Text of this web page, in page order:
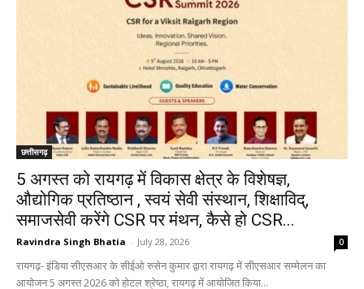
छत्तीसगढ़
5 अगस्त को रायगढ़ में विकास क्षेत्र के विशेषज्ञ,
औद्योगिक प्रतिष्ठान , स्वयं सेवी संस्थान, शिक्षाविद्,
समाजसेवी करेंगे CSR पर मंथन, कैसे हो CSR...
Ravindra Singh Bhatia - July 28, 2026 0
रायगढ़- इंडिया सीएसआर के सीईओ रुसेन कुमार द्वारा रायगढ़ में सीएसआर सम्मेलन का
आयोजन 5 अगस्त 2026 को होटल श्रेष्ठा, रायगढ़ में आयोजित किया...